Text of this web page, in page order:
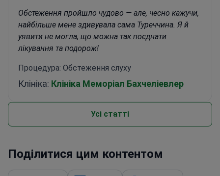
Обстеження пройшло чудово — але, чесно кажучи,
найбільше мене здивувала сама Туреччина. Я й
уявити не могла, що можна так поєднати
лікування та подорож!
Процедура: Обстеження слуху
Клініка: Клініка Меморіал Бахчеліевлер
Усі статті
Поділитися цим контентом